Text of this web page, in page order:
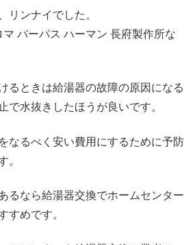
リンナイでした。
パーパス ハーマン 長府製作所な
るときは給湯器の故障の原因になる
で水抜きしたほうが良いです。
なるべく安い費用にするために予防
。
るなら給湯器交換でホームセンター
すめです。